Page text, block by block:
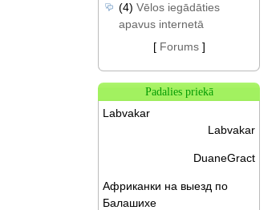
(4) Vēlos iegādāties
apavus internetā
[ Forums]
Padalies priekā
Labvakar
Labvakar
DuaneGract
Африканки на выезд по
Балашихе